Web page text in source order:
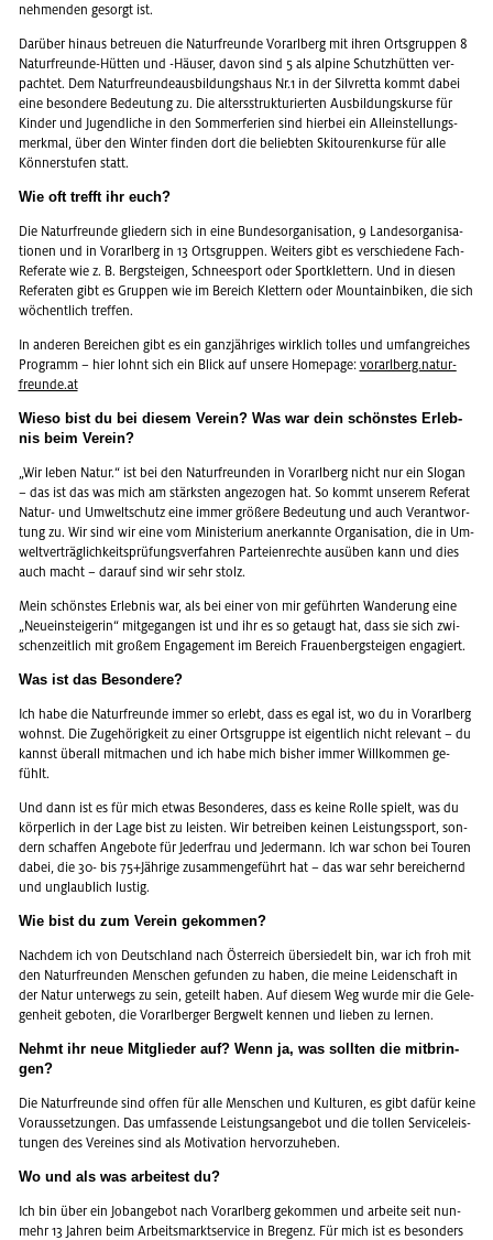
neh­men­den ge­sorgt ist.
Dar­über hin­aus be­treu­en die Na­tur­freun­de Vor­arl­berg mit ihren Orts­grup­pen 8
Na­tur­freun­de-Hüt­ten und -Häu­ser, davon sind 5 als al­pi­ne Schutz­hüt­ten ver­
pach­tet. Dem Na­tur­freun­de­aus­bil­dungs­haus Nr.1 in der Sil­vret­ta kommt dabei
eine be­son­de­re Be­deu­tung zu. Die al­ters­struk­tu­rier­ten Aus­bil­dungs­kur­se für
Kin­der und Ju­gend­li­che in den Som­mer­fe­ri­en sind hier­bei ein Al­lein­stel­lungs­
merk­mal, über den Win­ter fin­den dort die be­lieb­ten Ski­tou­ren­kur­se für alle
Kön­ner­stu­fen statt.
Wie oft trefft ihr euch?
Die Na­tur­freun­de glie­dern sich in eine Bun­des­or­ga­ni­sa­ti­on, 9 Lan­des­or­ga­ni­sa­
tio­nen und in Vor­arl­berg in 13 Orts­grup­pen. Wei­ters gibt es ver­schie­de­ne Fach-
Re­fe­ra­te wie z. B. Berg­stei­gen, Schnee­s­port oder Sport­klet­tern. Und in die­sen
Re­fe­ra­ten gibt es Grup­pen wie im Be­reich Klet­tern oder Moun­tain­bi­ken, die sich
wö­chent­lich tref­fen.
In an­de­ren Be­rei­chen gibt es ein ganz­jäh­ri­ges wirk­lich tol­les und um­fang­rei­ches
Pro­gramm – hier lohnt sich ein Blick auf un­se­re Home­page: vor­arl­berg.na­tur­
freun­de.at
Wieso bist du bei die­sem Ver­ein? Was war dein schöns­tes Er­leb­
nis beim Ver­ein?
„Wir leben Natur.“ ist bei den Na­tur­freun­den in Vor­arl­berg nicht nur ein Slo­gan
– das ist das was mich am stärks­ten an­ge­zo­gen hat. So kommt un­se­rem Re­fe­rat
Natur- und Um­welt­schutz eine immer grö­ße­re Be­deu­tung und auch Ver­ant­wor­
tung zu. Wir sind wir eine vom Mi­nis­te­ri­um an­er­kann­te Or­ga­ni­sa­ti­on, die in Um­
welt­ver­träg­lich­keits­prü­fungs­ver­fah­ren Par­tei­en­rech­te aus­üben kann und dies
auch macht – dar­auf sind wir sehr stolz.
Mein schöns­tes Er­leb­nis war, als bei einer von mir ge­führ­ten Wan­de­rung eine
„Neu­ein­stei­ge­rin“ mit­ge­gan­gen ist und ihr es so ge­taugt hat, dass sie sich zwi­
schen­zeit­lich mit gro­ßem En­ga­ge­ment im Be­reich Frau­en­berg­stei­gen en­ga­giert.
Was ist das Be­son­de­re?
Ich habe die Na­tur­freun­de immer so er­lebt, dass es egal ist, wo du in Vor­arl­berg
wohnst. Die Zu­ge­hö­rig­keit zu einer Orts­grup­pe ist ei­gent­lich nicht re­le­vant – du
kannst über­all mit­ma­chen und ich habe mich bis­her immer Will­kom­men ge­
fühlt.
Und dann ist es für mich etwas Be­son­de­res, dass es keine Rolle spielt, was du
kör­per­lich in der Lage bist zu leis­ten. Wir be­trei­ben kei­nen Leis­tungs­sport, son­
dern schaf­fen An­ge­bo­te für Je­der­frau und Je­der­mann. Ich war schon bei Tou­ren
dabei, die 30- bis 75+Jäh­ri­ge zu­sam­men­ge­führt hat – das war sehr be­rei­chernd
und un­glaub­lich lus­tig.
Wie bist du zum Ver­ein ge­kom­men?
Nach­dem ich von Deutsch­land nach Ös­ter­reich über­sie­delt bin, war ich froh mit
den Na­tur­freun­den Men­schen ge­fun­den zu haben, die meine Lei­den­schaft in
der Natur un­ter­wegs zu sein, ge­teilt haben. Auf die­sem Weg wurde mir die Ge­le­
gen­heit ge­bo­ten, die Vor­arl­ber­ger Berg­welt ken­nen und lie­ben zu ler­nen.
Nehmt ihr neue Mit­glie­der auf? Wenn ja, was soll­ten die mit­brin­
gen?
Die Na­tur­freun­de sind offen für alle Men­schen und Kul­tu­ren, es gibt dafür keine
Vor­aus­set­zun­gen. Das um­fas­sen­de Leis­tungs­an­ge­bot und die tol­len Ser­vice­leis­
tun­gen des Ver­ei­nes sind als Mo­ti­va­ti­on her­vor­zu­he­ben.
Wo und als was ar­bei­test du?
Ich bin über ein Job­an­ge­bot nach Vor­arl­berg ge­kom­men und ar­bei­te seit nun­
mehr 13 Jah­ren beim Ar­beits­markt­ser­vice in Bre­genz. Für mich ist es be­son­ders